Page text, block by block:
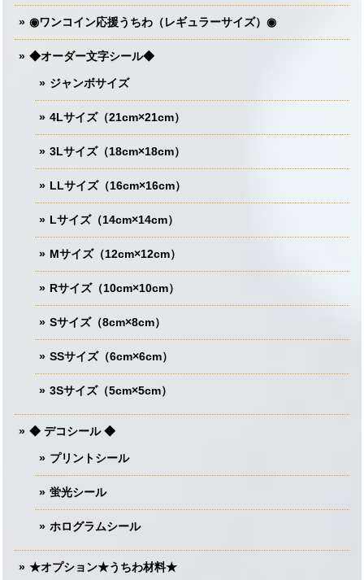
◉ワンコイン応援うちわ（レギュラーサイズ）◉
◆オーダー文字シール◆
ジャンボサイズ
4Lサイズ（21cm×21cm）
3Lサイズ（18cm×18cm）
LLサイズ（16cm×16cm）
Lサイズ（14cm×14cm）
Mサイズ（12cm×12cm）
Rサイズ（10cm×10cm）
Sサイズ（8cm×8cm）
SSサイズ（6cm×6cm）
3Sサイズ（5cm×5cm）
◆ デコシール ◆
プリントシール
蛍光シール
ホログラムシール
★オプション★うちわ材料★